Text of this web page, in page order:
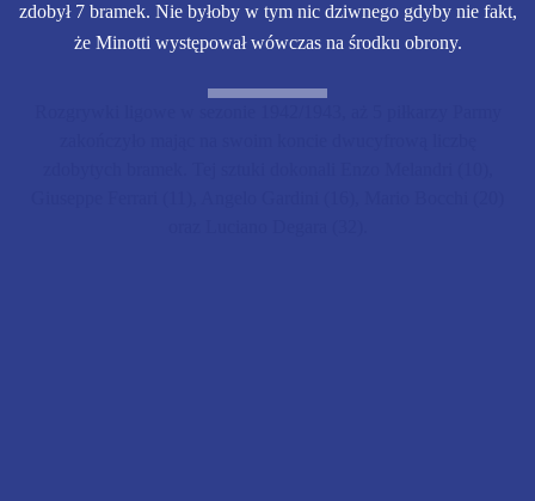
zdobył 7 bramek. Nie byłoby w tym nic dziwnego gdyby nie fakt,
że Minotti występował wówczas na środku obrony.